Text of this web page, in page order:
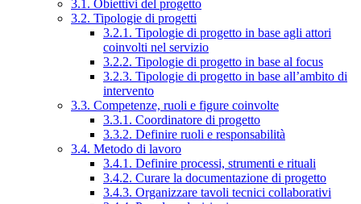
3.1. Obiettivi del progetto
3.2. Tipologie di progetti
3.2.1. Tipologie di progetto in base agli attori
coinvolti nel servizio
3.2.2. Tipologie di progetto in base al focus
3.2.3. Tipologie di progetto in base all’ambito di
intervento
3.3. Competenze, ruoli e figure coinvolte
3.3.1. Coordinatore di progetto
3.3.2. Definire ruoli e responsabilità
3.4. Metodo di lavoro
3.4.1. Definire processi, strumenti e rituali
3.4.2. Curare la documentazione di progetto
3.4.3. Organizzare tavoli tecnici collaborativi